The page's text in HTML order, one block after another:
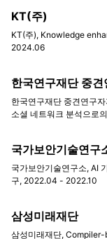
KT(주)
KT(주), Knowledge
2024.06
한국연구재단 중
한국연구재단 중견연구
소셜 네트워크 분석으
국가보안기술연구
국가보안기술연구소, AI
구, 2022.04 - 2022.10
삼성미래재단
삼성미래재단,